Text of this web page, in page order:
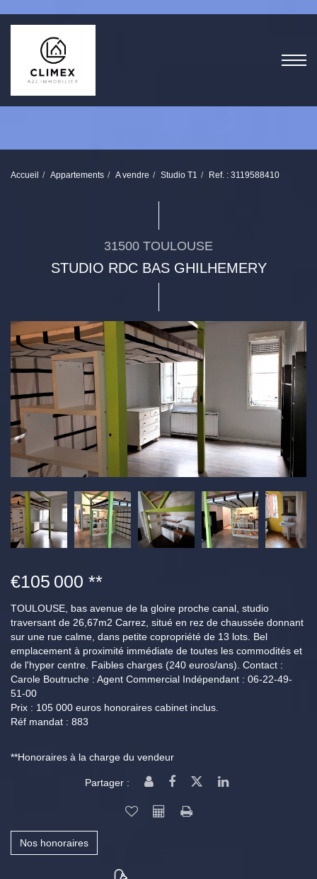
Accueil Appartements A vendre Studio T1 Ref. : 3119588410
31500 TOULOUSE
STUDIO RDC BAS GHILHEMERY
€105 000 **
TOULOUSE, bas avenue de la gloire proche canal, studio
traversant de 26,67m2 Carrez, situé en rez de chaussée donnant
sur une rue calme, dans petite copropriété de 13 lots. Bel
emplacement à proximité immédiate de toutes les commodités et
de l'hyper centre. Faibles charges (240 euros/ans). Contact :
Carole Boutruche : Agent Commercial Indépendant : 06-22-49-
51-00
Prix : 105 000 euros honoraires cabinet inclus.
Réf mandat : 883
**Honoraires à la charge du vendeur
Partager :
Nos honoraires